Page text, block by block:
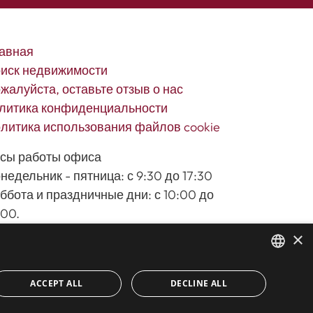
недвижимости
оставьте отзыв о нас
конфиденциальности
использования файлов cookie
работы офиса
- пятница: с 9:30 до 17:30
и праздничные дни: с 10:00 до
ENGLISH
×
ACCEPT ALL DECLINE ALL